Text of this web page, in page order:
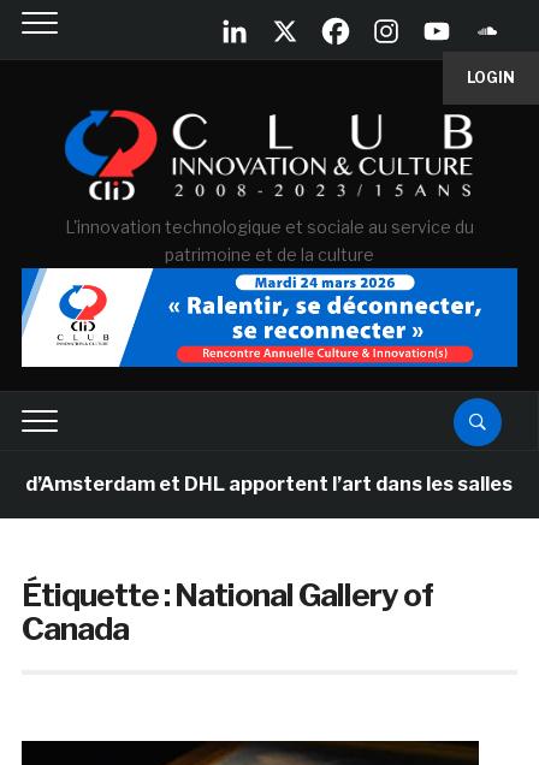
LOGIN
L'innovation technologique et sociale au service du
patrimoine et de la culture
et DHL apportent l’art dans les salles de
Étiquette :National Gallery of
Canada